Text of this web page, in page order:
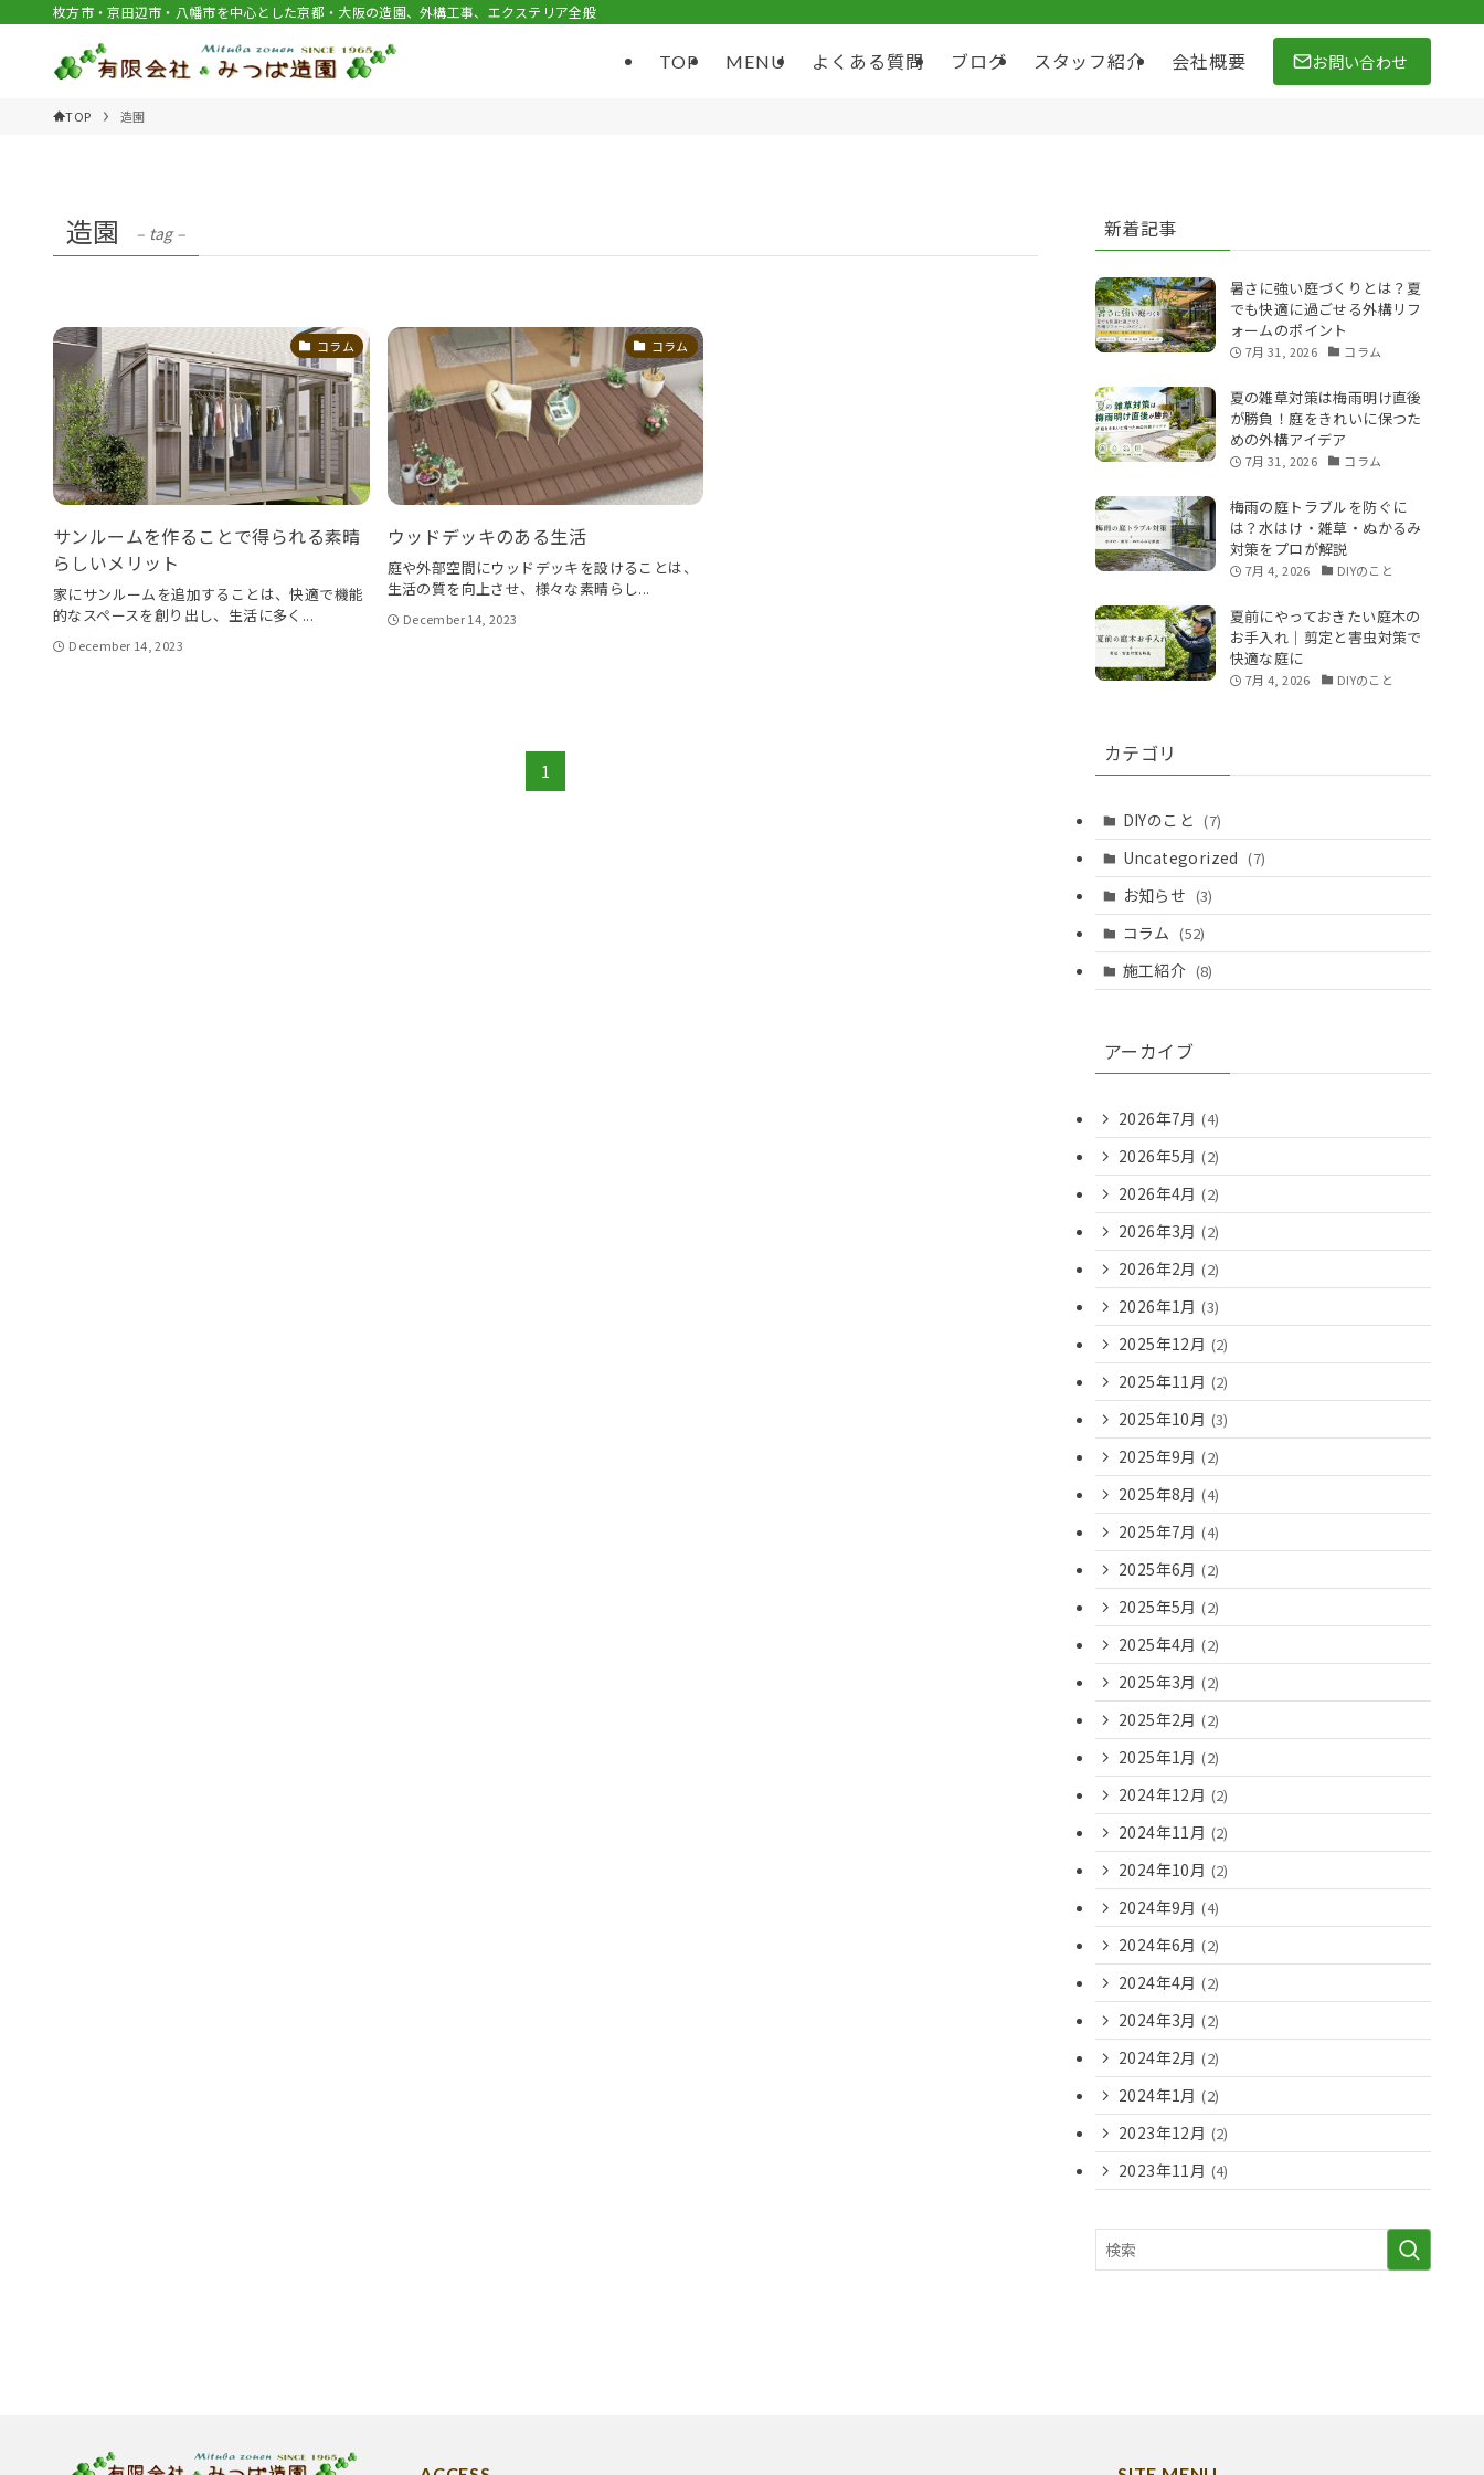
枚方市・京田辺市・八幡市を中心とした京都・大阪の造園、外構工事、エクステリア全般
TOP MENU よくある質問 ブログ スタッフ紹介 会社概要 お問い合わせ
TOP 造園
造園 – tag –
コラム
サンルームを作ることで得られる素晴
らしいメリット
家にサンルームを追加することは、快適で機能
的なスペースを創り出し、生活に多く...
December 14, 2023
コラム
ウッドデッキのある生活
庭や外部空間にウッドデッキを設けることは、
生活の質を向上させ、様々な素晴らし...
December 14, 2023
1
新着記事
暑さに強い庭づくりとは？夏
でも快適に過ごせる外構リフ
ォームのポイント
7月 31, 2026 コラム
夏の雑草対策は梅雨明け直後
が勝負！庭をきれいに保つた
めの外構アイデア
7月 31, 2026 コラム
梅雨の庭トラブルを防ぐに
は？水はけ・雑草・ぬかるみ
対策をプロが解説
7月 4, 2026 DIYのこと
夏前にやっておきたい庭木の
お手入れ｜剪定と害虫対策で
快適な庭に
7月 4, 2026 DIYのこと
カテゴリ
DIYのこと (7)
Uncategorized (7)
お知らせ (3)
コラム (52)
施工紹介 (8)
アーカイブ
2026年7月 (4)
2026年5月 (2)
2026年4月 (2)
2026年3月 (2)
2026年2月 (2)
2026年1月 (3)
2025年12月 (2)
2025年11月 (2)
2025年10月 (3)
2025年9月 (2)
2025年8月 (4)
2025年7月 (4)
2025年6月 (2)
2025年5月 (2)
2025年4月 (2)
2025年3月 (2)
2025年2月 (2)
2025年1月 (2)
2024年12月 (2)
2024年11月 (2)
2024年10月 (2)
2024年9月 (4)
2024年6月 (2)
2024年4月 (2)
2024年3月 (2)
2024年2月 (2)
2024年1月 (2)
2023年12月 (2)
2023年11月 (4)